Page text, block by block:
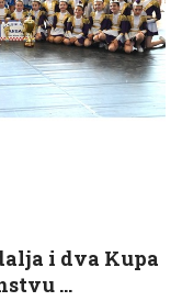
i dva Kupa
…